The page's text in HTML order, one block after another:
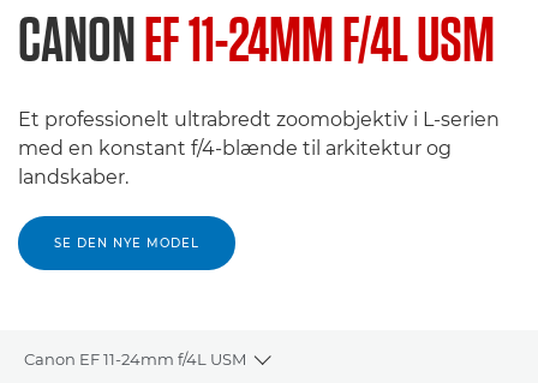
CANONEF 11-24MM F/4L USM
Et professionelt ultrabredt zoomobjektiv i L-serien
med en konstant f/4-blænde til arkitektur og
landskaber.
SE DEN NYE MODEL
Canon EF 11-24mm f/4L USM
Toggle breadcrumbs